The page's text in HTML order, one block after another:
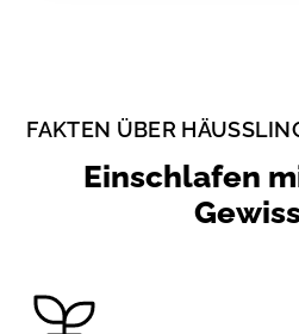
FAKTEN ÜBER
Einschlafen